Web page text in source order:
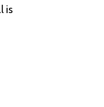
is